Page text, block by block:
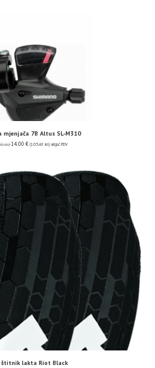
mjenjača 7B Altus SL-M310
kn) 14.00 € (105.48 kn) uključ. PDV
štitnik lakta Riot Black